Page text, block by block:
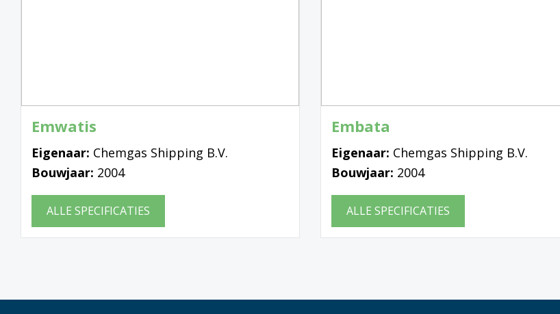
Emwatis
Eigenaar: Chemgas Shipping B.V.
Bouwjaar: 2004
ALLE SPECIFICATIES
Embata
Eigenaar: Chemgas Shipping B.V.
Bouwjaar: 2004
ALLE SPECIFICATIES